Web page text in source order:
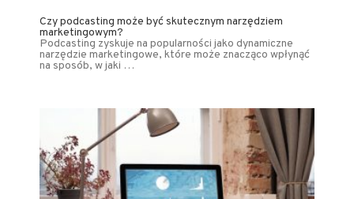
Czy podcasting może być skutecznym narzędziem
marketingowym?
Podcasting zyskuje na popularności jako dynamiczne
narzędzie marketingowe, które może znacząco wpłynąć
na sposób, w jaki …